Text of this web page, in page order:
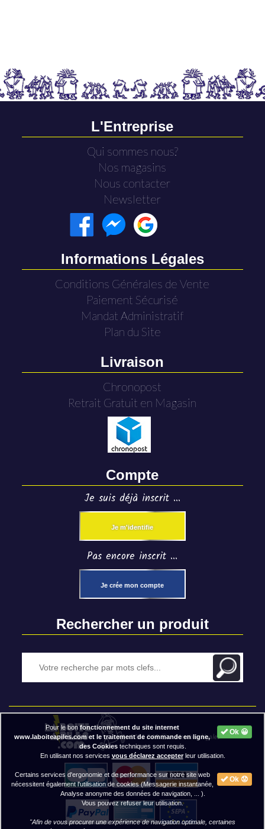
L'Entreprise
Qui sommes nous?
Nos magasins
Nous contacter
Newsletter
Informations Légales
Conditions Générales de Vente
Paiement Sécurisé
Mandat Administratif
Plan du Site
Livraison
Chronopost
Retrait Gratuit en Magasin
Compte
Je suis déjà inscrit ...
Je m'identifie
Pas encore inscrit ...
Je crée mon compte
Rechercher un produit
2020 BAP ⓒ - Mentions légales
Ok 😀
Pour le bonfonctionnement du site internet
www.laboiteapiles.com et le traitement de commande en ligne,
des Cookiestechniques sont requis.
En utilisant nos services vous déclarez accepterleur utilisation.
Ok 😟
Certains services d'ergonomie et de performance sur notre site web
nécessitent également l'utilisation de cookies (Messagerie instantanée,
Analyse anonyme des données de navigation, ... ).
Vous pouvez refuser leur utilisation.
"Afin de vous procurer une expérience de navigation optimale, certaines